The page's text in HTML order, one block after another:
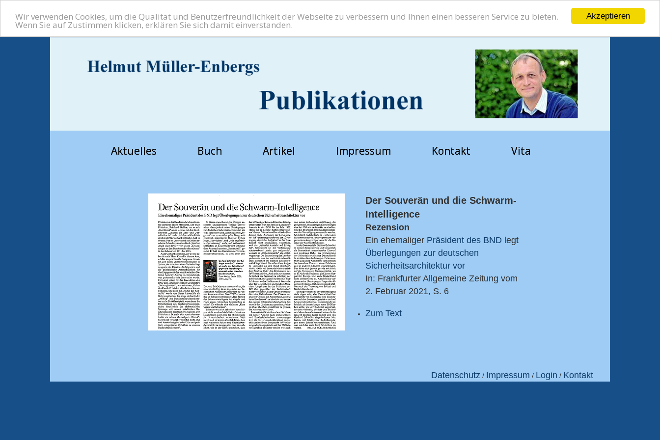
Akzeptieren
Wir verwenden Cookies, um die Qualität und Benutzerfreundlichkeit der Webseite zu verbessern und Ihnen einen besseren Service zu bieten.
Wenn Sie auf Zustimmen klicken, erklären Sie sich damit einverstanden.
Aktuelles Buch Artikel Impressum Kontakt Vita
Der Souverän und die Schwarm-
Intelligence
Rezension
Ein ehemaliger Präsident des BND legt
Überlegungen zur deutschen
Sicherheitsarchitektur vor
In: Frankfurter Allgemeine Zeitung vom
2. Februar 2021, S. 6
Zum Text
Datenschutz / Impressum / Login / Kontakt